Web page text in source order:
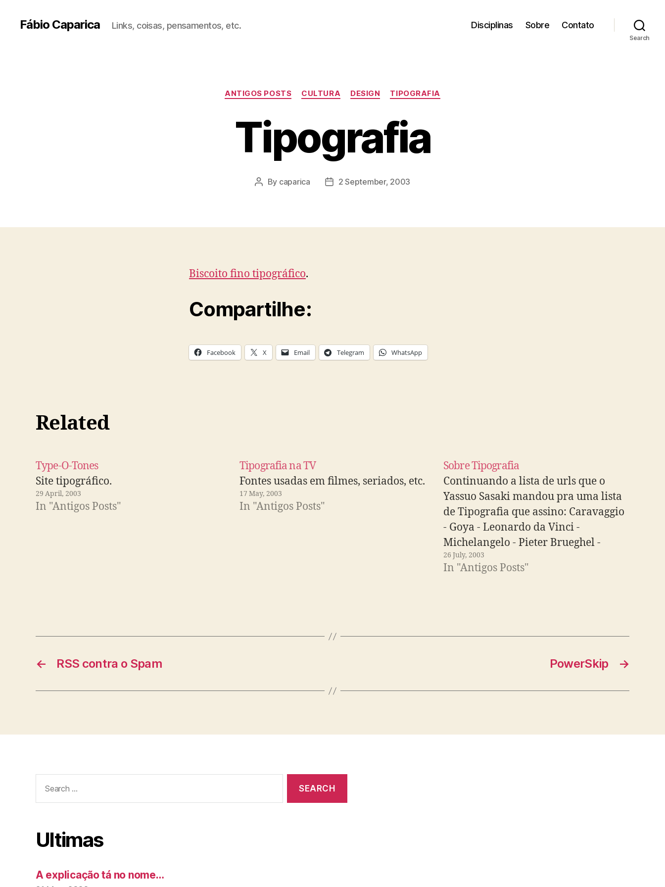
Fábio Caparica Links, coisas, pensamentos, etc. Disciplinas Sobre Contato
Search
Categories
ANTIGOS POSTS CULTURA DESIGN TIPOGRAFIA
Tipografia
Post
By caparica
Post2 September, 2003
Biscoito fino tipográfico.
Compartilhe:
Facebook X Email Telegram WhatsApp
Related
Type-O-Tones
Site tipográfico.
29 April, 2003
In "Antigos Posts"
Tipografia na TV
Fontes usadas em filmes, seriados, etc.
17 May, 2003
In "Antigos Posts"
Sobre Tipografia
Continuando a lista de urls que o
Yassuo Sasaki mandou pra uma lista
de Tipografia que assino: Caravaggio
- Goya - Leonardo da Vinci -
Michelangelo - Pieter Brueghel -
Rembrandt
26 July, 2003
In "Antigos Posts"
← RSS contra o Spam →
PowerSkip
for:
Ultimas
A explicação tá no nome…